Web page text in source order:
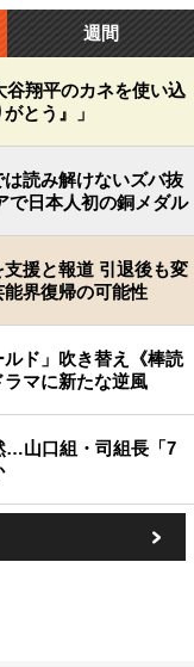
週間
翔平のカネを使い込
とう』」
読み解けないズバ抜
で日本人初の銅メダル
援と報道 引退後も変
界復帰の可能性
ド」吹き替え《棒読
マに新たな逆風
…山口組・司組長「7